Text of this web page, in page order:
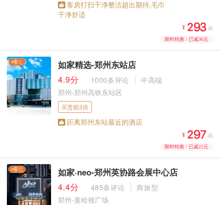
客房打扫干净整洁超出期待,毛巾
干净舒适
¥  起
限时特惠 / 已减36元
如家精选-郑州东站店
4.9分
1000条评论
中高端
郑州-郑州高铁东站区
买贵赔3倍
距离郑州东站最近的酒店
¥  起
限时特惠 / 已减22元
如家·neo-郑州英协路会展中心店
4.4分
485条评论
商旅型
郑州-曼哈顿广场